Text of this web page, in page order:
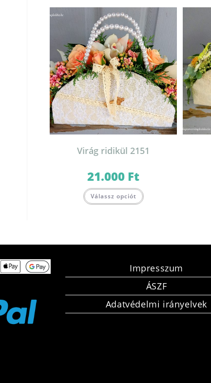
Virág ridikül 2151
21.000 Ft
Válassz opciót
Impresszum
ÁSZF
Adatvédelmi irányelvek